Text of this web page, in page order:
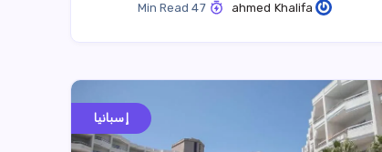
ahmed Khalifa
47 Min Read
إسبانيا